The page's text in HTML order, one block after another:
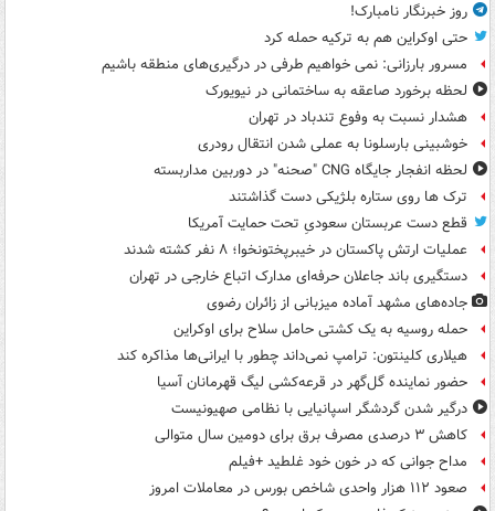
روز خبرنگار نامبارک!
حتی اوکراین هم به ترکیه حمله کرد
مسرور بارزانی: نمی خواهیم طرفی در درگیری‌های منطقه باشیم
لحظه برخورد صاعقه به ساختمانی در نیویورک
هشدار نسبت به وفوع تندباد در تهران
خوشبینی بارسلونا به عملی شدن انتقال رودری
لحظه انفجار جایگاه CNG "صحنه" در دوربین مداربسته
ترک ها روی ستاره بلژیکی دست گذاشتند
قطع دست عربستان سعودیِ تحت حمایت آمریکا
عملیات ارتش پاکستان در خیبرپختونخوا؛ ۸ نفر کشته شدند
دستگیری باند جاعلان حرفه‌ای مدارک اتباع خارجی در تهران
جاده‌های مشهد آماده میزبانی از زائران رضوی
حمله روسیه به یک کشتی حامل سلاح برای اوکراین
هیلاری کلینتون: ترامپ نمی‌داند چطور با ایرانی‌ها مذاکره کند
حضور نماینده گل‌گهر در قرعه‌کشی لیگ قهرمانان آسیا
درگیر شدن گردشگر اسپانیایی با نظامی صهیونیست
کاهش ۳ درصدی مصرف برق برای دومین سال متوالی
مداح جوانی که در خون خود غلطید +فیلم
صعود ۱۱۲ هزار واحدی شاخص بورس در معاملات امروز